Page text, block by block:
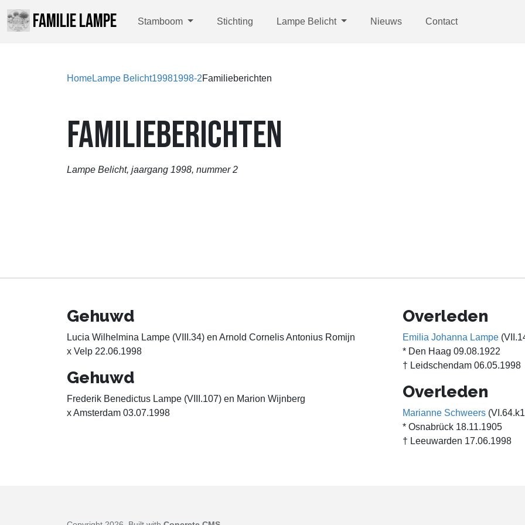
FAMILIE LAMPE Stamboom Stichting Lampe Belicht Nieuws Contact
HomeLampe Belicht19981998-2Familieberichten
FAMILIEBERICHTEN
Lampe Belicht, jaargang 1998, nummer 2
Gehuwd
Lucia Wilhelmina Lampe (VIII.34) en Arnold Cornelis Antonius Romijn
x Velp 22.06.1998
Gehuwd
Frederik Benedictus Lampe (VIII.107) en Marion Wijnberg
x Amsterdam 03.07.1998
Overleden
Emilia Johanna Lampe
* Den Haag 09.08.1922
† Leidschendam 06.05.1998
Overleden
Marianne Schweers
* Osnabrück 18.11.1905
† Leeuwarden 17.06.1998